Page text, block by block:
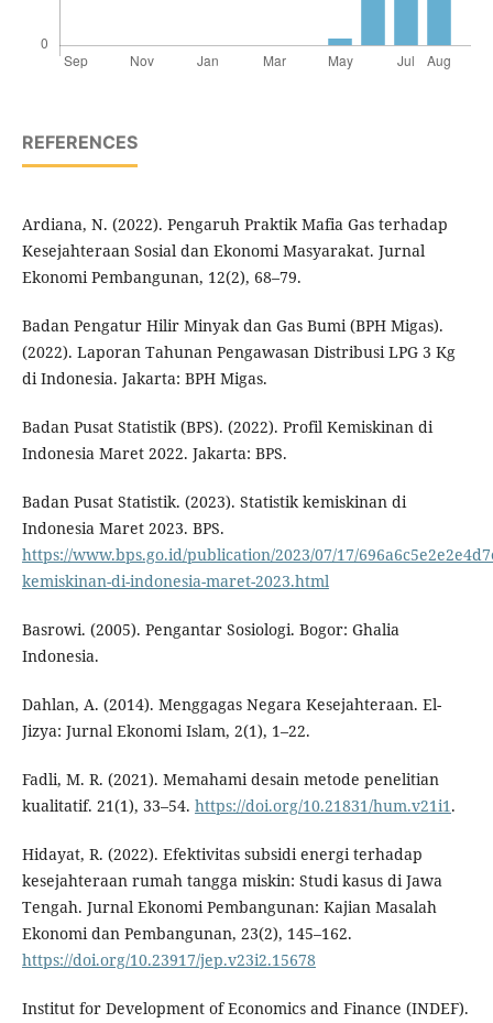
REFERENCES
Ardiana, N. (2022). Pengaruh Praktik Mafia Gas terhadap
Kesejahteraan Sosial dan Ekonomi Masyarakat. Jurnal
Ekonomi Pembangunan, 12(2), 68–79.
Badan Pengatur Hilir Minyak dan Gas Bumi (BPH Migas).
(2022). Laporan Tahunan Pengawasan Distribusi LPG 3 Kg
di Indonesia. Jakarta: BPH Migas.
Badan Pusat Statistik (BPS). (2022). Profil Kemiskinan di
Indonesia Maret 2022. Jakarta: BPS.
Badan Pusat Statistik. (2023). Statistik kemiskinan di
Indonesia Maret 2023. BPS.
https://www.bps.go.id/publication/2023/07/17/
kemiskinan-di-indonesia-maret-2023.html
Basrowi. (2005). Pengantar Sosiologi. Bogor: Ghalia
Indonesia.
Dahlan, A. (2014). Menggagas Negara Kesejahteraan. El-
Jizya: Jurnal Ekonomi Islam, 2(1), 1–22.
Fadli, M. R. (2021). Memahami desain metode penelitian
kualitatif. 21(1), 33–54. https://doi.org/10.21831/hum.v21i1.
Hidayat, R. (2022). Efektivitas subsidi energi terhadap
kesejahteraan rumah tangga miskin: Studi kasus di Jawa
Tengah. Jurnal Ekonomi Pembangunan: Kajian Masalah
Ekonomi dan Pembangunan, 23(2), 145–162.
https://doi.org/10.23917/jep.v23i2.15678
Institut for Development of Economics and Finance (INDEF).